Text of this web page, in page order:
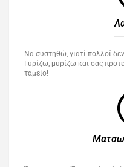
Να συστηθώ, γιατί πολλοί
Γυρίζω, μυρίζω και σας
ταμείο!